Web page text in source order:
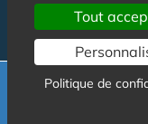
Publicité
Demande
gratuit
Tout
Politique de